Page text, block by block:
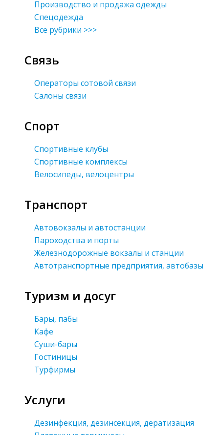
Производство и продажа одежды
Спецодежда
Все рубрики >>>
Связь
Операторы сотовой связи
Салоны связи
Спорт
Спортивные клубы
Спортивные комплексы
Велосипеды, велоцентры
Транспорт
Автовокзалы и автостанции
Пароходства и порты
Железнодорожные вокзалы и станции
Автотранспортные предприятия, автобазы
Туризм и досуг
Бары, пабы
Кафе
Суши-бары
Гостиницы
Турфирмы
Услуги
Дезинфекция, дезинсекция, дератизация